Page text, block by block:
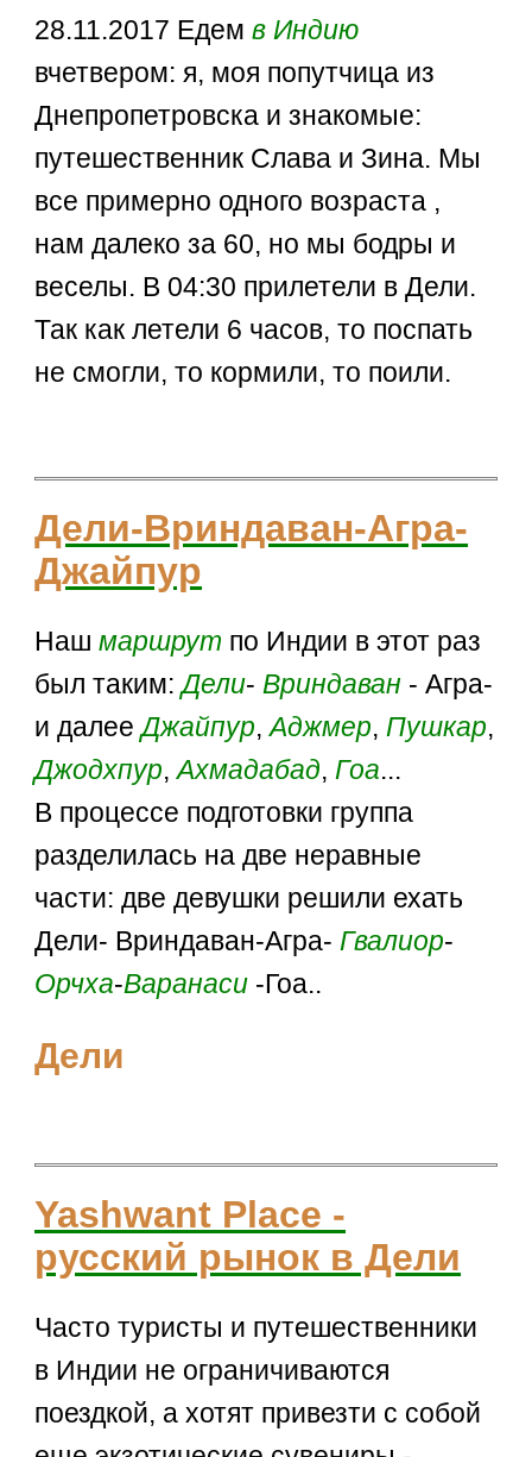
28.11.2017 Едемв Индию
вчетвером: я, моя попутчица из
Днепропетровска и знакомые:
путешественник Слава и Зина. Мы
все примерно одного возраста ,
нам далеко за 60, но мы бодры и
веселы. В 04:30 прилетели в Дели.
Так как летели 6 часов, то поспать
не смогли, то кормили, то поили.
Дели-Вриндаван-Агра-
Джайпур
Нашмаршрут по Индии в этот раз
был таким:Дели- Вриндаван - Агра-
и далееДжайпур,Аджмер, Пушкар,
Джодхпур,Ахмадабад, Гоа...
В процессе подготовки группа
разделилась на две неравные
части: две девушки решили ехать
Дели- Вриндаван-Агра- Гвалиор-
Орчха-Варанаси -Гоа..
Дели
Yashwant Place -
русский рынок в Дели
Часто туристы и путешественники
в Индии не ограничиваются
поездкой, а хотят привезти с собой